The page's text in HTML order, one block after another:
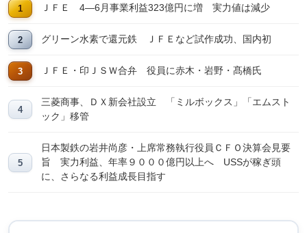
ＪＦＥ 4―6月事業利益323億円に増 実力値は減少
グリーン水素で還元鉄 ＪＦＥなど試作成功、国内初
ＪＦＥ・印ＪＳＷ合弁 役員に赤木・岩野・髙橋氏
三菱商事、ＤＸ新会社設立 「ミルボックス」「エムスト
ック」移管
日本製鉄の岩井尚彦・上席常務執行役員ＣＦＯ決算会見要
旨 実力利益、年率９０００億円以上へ USSが稼ぎ頭
に、さらなる利益成長目指す